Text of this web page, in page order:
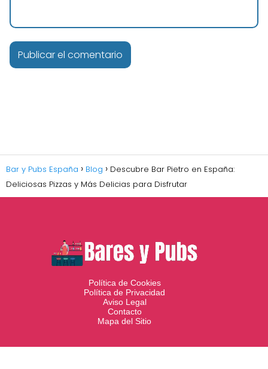
Bar y Pubs España Blog
Descubre Bar Pietro en España:
Deliciosas Pizzas y Más Delicias para Disfrutar
Política de Cookies
Política de Privacidad
Aviso Legal
Contacto
Mapa del Sitio